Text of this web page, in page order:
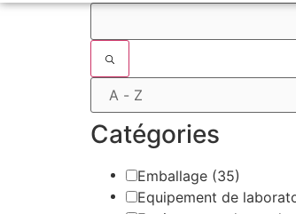
Filtres
Catégories
Emballage (35)
Equipement de